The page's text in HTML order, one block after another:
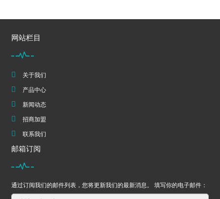
网站栏目
关于我们
产品中心
新闻动态
招商加盟
联系我们
邮箱订阅
通过订阅我们的邮件列表，您将更新我们的最新消息。 填写你的电子邮件：